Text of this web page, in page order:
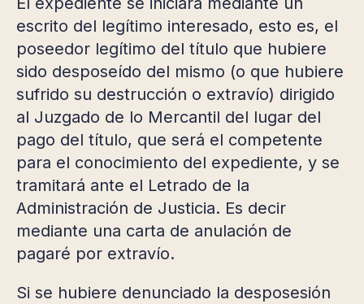
escrito del legítimo interesado, esto es, el
poseedor legítimo del título que hubiere
sido desposeído del mismo (o que hubiere
sufrido su destrucción o extravío) dirigido
al Juzgado de lo Mercantil del lugar del
pago del título, que será el competente
para el conocimiento del expediente, y se
tramitará ante el Letrado de la
Administración de Justicia. Es decir
mediante una carta de anulación de
pagaré por extravío.
Si se hubiere denunciado la desposesión